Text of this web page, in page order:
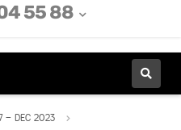
55 88
– DEC 2023